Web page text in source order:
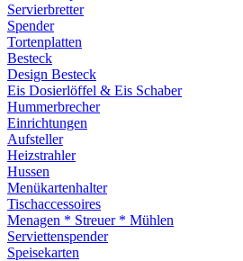
Servierbretter
Spender
Tortenplatten
Besteck
Design Besteck
Eis Dosierlöffel & Eis Schaber
Hummerbrecher
Einrichtungen
Aufsteller
Heizstrahler
Hussen
Menükartenhalter
Tischaccessoires
Menagen * Streuer * Mühlen
Serviettenspender
Speisekarten